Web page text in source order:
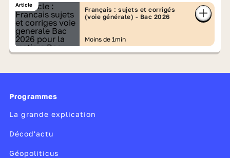
Article
Français : sujets et corrigés
(voie générale) - Bac 2026
Moins de 1min
Programmes
La grande explication
Décod'actu
Géopoliticus